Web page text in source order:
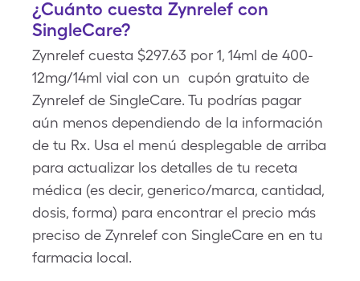
¿Cuánto cuesta Zynrelef con
SingleCare?
Zynrelef cuesta $297.63 por 1, 14ml de 400-
12mg/14ml vial con un cupón gratuito de
Zynrelef de SingleCare. Tu podrías pagar
aún menos dependiendo de la información
de tu Rx. Usa el menú desplegable de arriba
para actualizar los detalles de tu receta
médica (es decir, generico/marca, cantidad,
dosis, forma) para encontrar el precio más
preciso de Zynrelef con SingleCare en en tu
farmacia local.